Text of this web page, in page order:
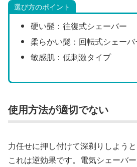
選び方のポイント
硬い髭：往復式シェーバー
柔らかい髭：回転式シェーバ
敏感肌：低刺激タイプ
使用方法が適切でない
力任せに押し付けて深剃りしよう
これは逆効果です。電気シェーバ